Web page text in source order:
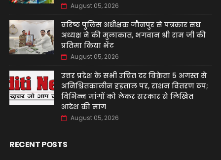
August 05, 2026
वरिष्ठ पुलिस अधीक्षक जौनपुर से पत्रकार संघ
अध्यक्ष ने की मुलाकात, भगवान श्री राम जी की
प्रतिमा किया भेंट
August 05, 2026
उत्तर प्रदेश के सभी उचित दर विक्रेता 5 अगस्त से
अनिश्चितकालीन हड़ताल पर, राशन वितरण ठप;
विभिन्न मांगों को लेकर सरकार से लिखित
आदेश की मांग
August 05, 2026
RECENT POSTS